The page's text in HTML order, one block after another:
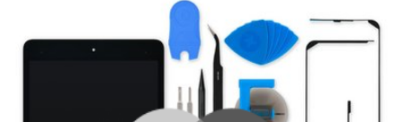
Lire d'abord les